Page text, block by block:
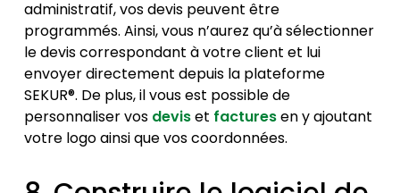
administratif, vos devis peuvent être
programmés. Ainsi, vous n’aurez qu’à sélectionner
le devis correspondant à votre client et lui
envoyer directement depuis la plateforme
SEKUR®. De plus, il vous est possible de
personnaliser vos deviset facturesen y ajoutant
votre logo ainsi que vos coordonnées.